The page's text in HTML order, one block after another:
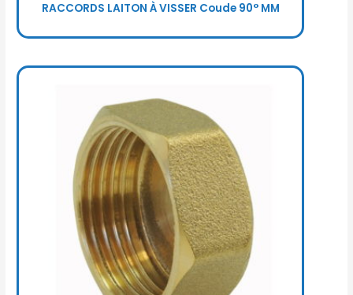
RACCORDS LAITON À VISSER Coude 90° MM